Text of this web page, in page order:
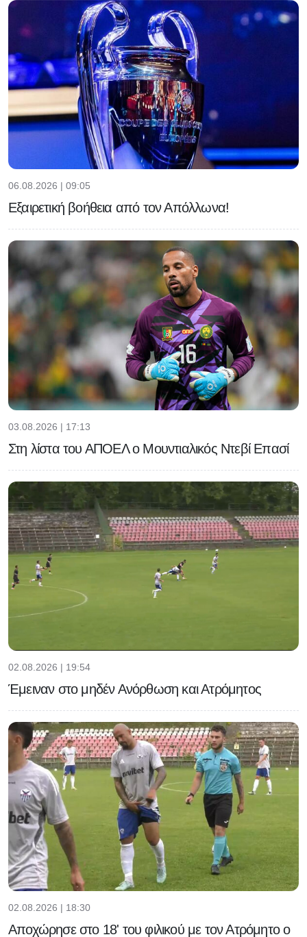
06.08.2026 | 09:05
Εξαιρετική βοήθεια από τον Απόλλωνα!
03.08.2026 | 17:13
Στη λίστα του ΑΠΟΕΛ ο Μουντιαλικός Ντεβί Επασί
02.08.2026 | 19:54
Έμειναν στο μηδέν Ανόρθωση και Ατρόμητος
02.08.2026 | 18:30
Αποχώρησε στο 18' του φιλικού με τον Ατρόμητο ο